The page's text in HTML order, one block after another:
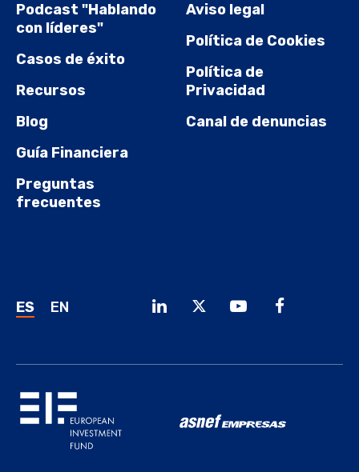
Podcast "Hablando
con líderes"
Casos de éxito
Recursos
Blog
Guía Financiera
Preguntas
frecuentes
Aviso legal
Política de Cookies
Política de
Privacidad
Canal de denuncias
ES EN